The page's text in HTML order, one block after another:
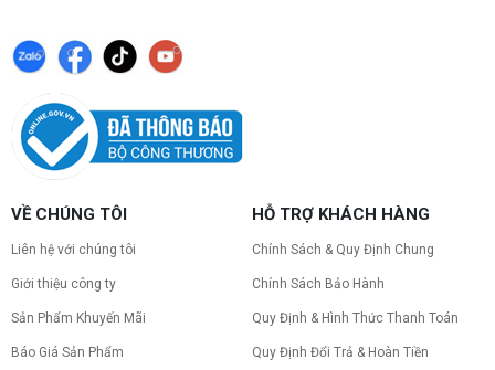
VỀ CHÚNG TÔI
Liên hệ với chúng tôi
Giới thiệu công ty
Sản Phẩm Khuyến Mãi
Báo Giá Sản Phẩm
HỖ TRỢ KHÁCH HÀNG
Chính Sách & Quy Định Chung
Chính Sách Bảo Hành
Quy Định & Hình Thức Thanh Toán
Quy Định Đổi Trả & Hoàn Tiền